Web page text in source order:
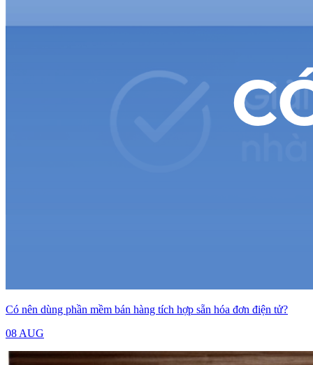
Có nên dùng phần mềm bán hàng tích hợp sẵn hóa đơn điện tử?
08 AUG